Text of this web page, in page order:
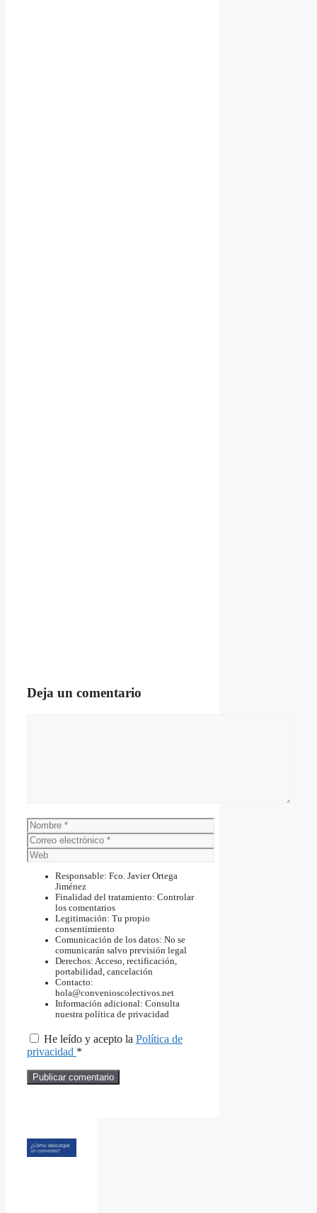
Deja un comentario
Nombre
Correo
electrónico
Web
Responsable: Fco. Javier Ortega
Jiménez
Finalidad del tratamiento: Controlar
los comentarios
Legitimación: Tu propio
consentimiento
Comunicación de los datos: No se
comunicarán salvo previsión legal
Derechos: Acceso, rectificación,
portabilidad, cancelación
Contacto:
hola@convenioscolectivos.net
Información adicional: Consulta
nuestra política de privacidad
He leído y acepto la Política de
privacidad *